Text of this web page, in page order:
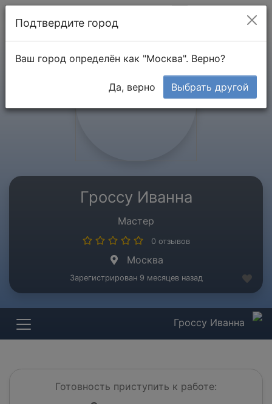
Гроссу Иванна
Мастер
0 отзывов
Москва
Зарегистрирован 9 месяцев назад
Гроссу Иванна
Готовность приступить к работе:
Подтвердите город
Ваш город определён как "Москва". Верно?
Да, верно Выбрать другой